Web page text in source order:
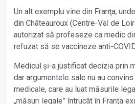
Un alt exemplu vine din Franţa,
din Châteauroux (Centre-Val de
autorizat să profeseze ca medic
refuzat să se vaccineze anti-
Medicul și-a justificat decizia prin
dar argumentele sale nu au
medicale, care au luat măsurile
„măsuri legale” întrucât în Franţa